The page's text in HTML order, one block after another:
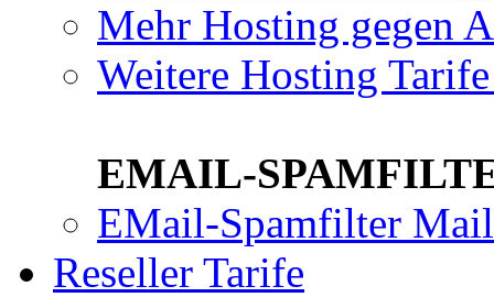
Mehr Hosting gegen
Weitere Hosting
EMAIL-
EMail-Spamfilter
Reseller Tarife